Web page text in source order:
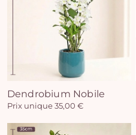
Dendrobium Nobile
Prix unique 35,00 €